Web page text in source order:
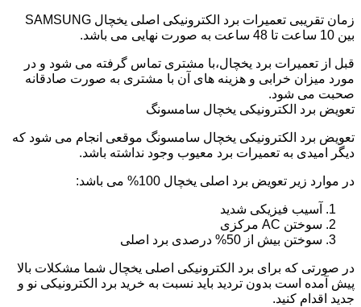
زمان تقریبی تعمیرات برد الکترونیکی اصلی یخچال SAMSUNG
بین 10 ساعت تا 48 ساعت به صورت نهایی می باشد.
قبل از تعمیرات برد یخچال،با مشتری تماس گرفته می شود و در
مورد میزان خرابی و هزینه های آن با مشتری به صورت صادقانه
صحبت می شود.
تعویض برد الکترونیکی یخچال سامسونگ
تعویض برد الکترونیکی یخچال سامسونگ موقعی انجام می شود که
دیگر امیدی به تعمیرات برد معیوب وجود نداشته باشد.
در موارد زیر تعویض برد اصلی یخچال 100% می باشد:
آسیب فیزیکی شدید
سوختن AC مرکزی
سوختن بیش از 50% درصدی برد اصلی
در صورتی که برای برد الکترونیکی اصلی یخچال شما مشکلات بالا
پیش آمده است بدون تردید باید نسبت به خرید برد الکترونیکی نو و
جدید اقدام کنید.